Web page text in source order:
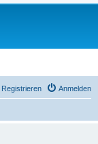
Anmelden
Registrieren